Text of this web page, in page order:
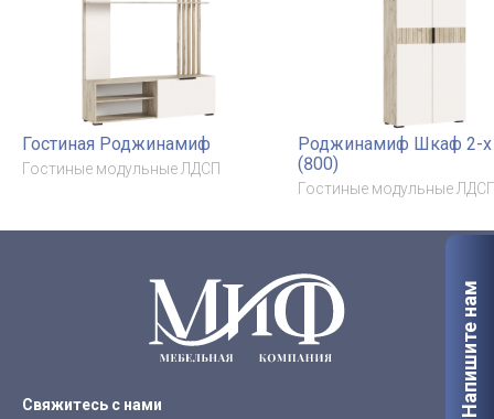
Гостиная Роджинамиф
Гостиные модульные ЛДСП
Роджинамиф Шкаф 2-х
(800)
Гостиные модульные
Свяжитесь с нами Напишите нам